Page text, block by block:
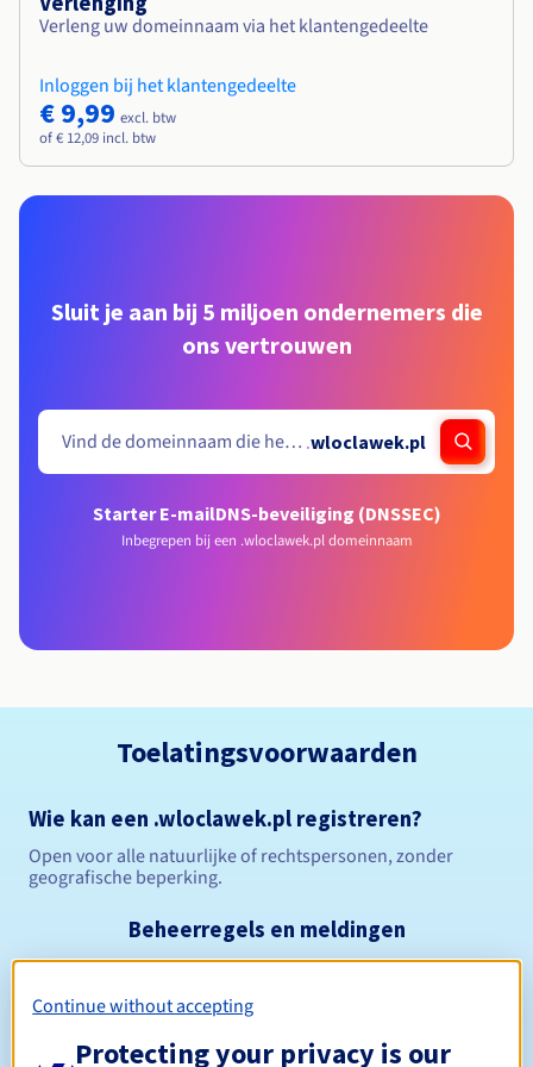
Verleng uw domeinnaam via het klantengedeelte
Inloggen bij het klantengedeelte
€ 9,99 excl. btw
of € 12,09 incl. btw
Sluit je aan bij 5 miljoen ondernemers die
ons vertrouwen
.wloclawek.pl
Starter E-mailDNS-beveiliging (DNSSEC)
Inbegrepen bij een .wloclawek.pl domeinnaam
Toelatingsvoorwaarden
Wie kan een .wloclawek.pl registreren?
Open voor alle natuurlijke of rechtspersonen, zonder
geografische beperking.
Beheerregels en meldingen
Continue without accepting
Protecting your privacy is our